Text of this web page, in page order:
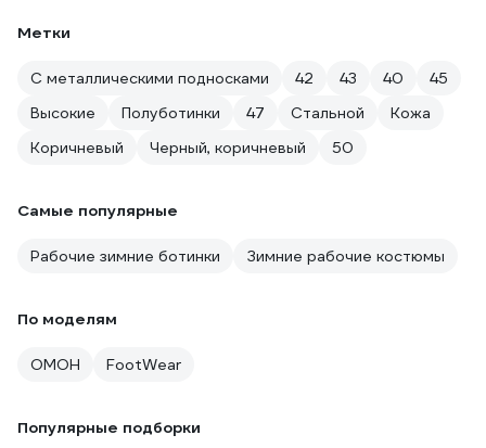
Метки
С металлическими подносками 42 43 40
45
Высокие
Полуботинки 47 Стальной
Кожа
Коричневый
Черный, коричневый 50
Самые популярные
Рабочие зимние ботинки Зимние рабочие костюмы
По моделям
ОМОН FootWear
Популярные подборки